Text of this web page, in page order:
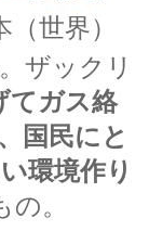
世界）
ザックリ
てガス絡
国民にと
環境作り
。